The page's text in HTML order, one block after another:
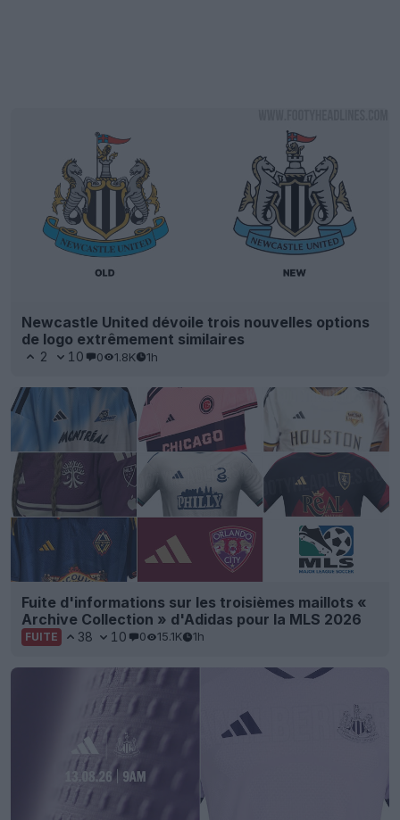
Newcastle United dévoile trois nouvelles options
de logo extrêmement similaires
2 10 0 1.8K 1h
Fuite d'informations sur les troisièmes maillots «
Archive Collection » d'Adidas pour la MLS 2026
FUITE 38 10 0 15.1K 1h